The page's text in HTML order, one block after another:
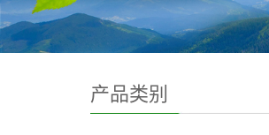
产品类别